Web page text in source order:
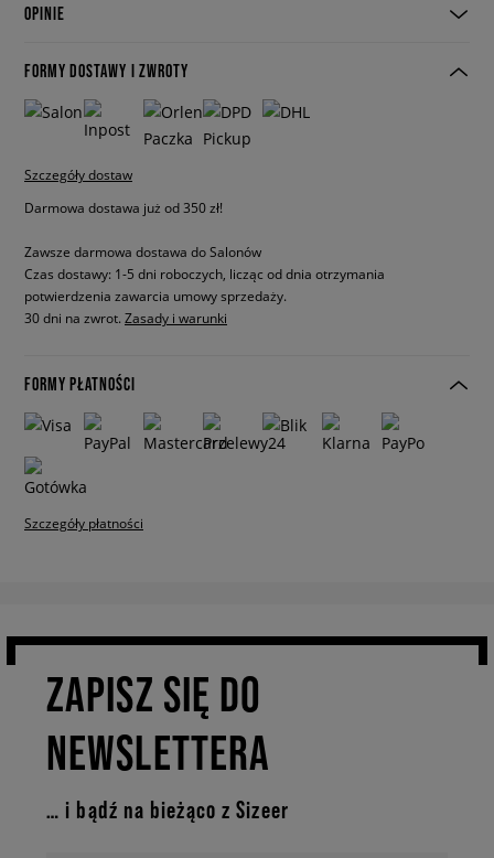
OPINIE
FORMY DOSTAWY I ZWROTY
Szczegóły dostaw
Darmowa dostawa już od 350 zł!
Zawsze darmowa dostawa do Salonów
Czas dostawy: 1-5 dni roboczych, licząc od dnia otrzymania
potwierdzenia zawarcia umowy sprzedaży.
30 dni na zwrot. Zasady i warunki
FORMY PŁATNOŚCI
Szczegóły płatności
ZAPISZ SIĘ DO
NEWSLETTERA
… i bądź na bieżąco z Sizeer